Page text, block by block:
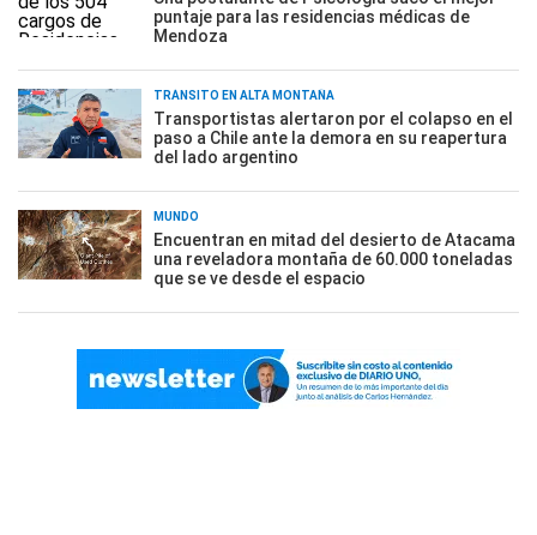
puntaje para las residencias médicas de
Mendoza
TRÁNSITO EN ALTA MONTAÑA
Transportistas alertaron por el colapso en el
paso a Chile ante la demora en su reapertura
del lado argentino
MUNDO
Encuentran en mitad del desierto de Atacama
una reveladora montaña de 60.000 toneladas
que se ve desde el espacio